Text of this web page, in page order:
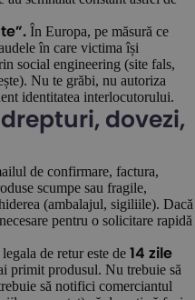
În Europa, pe măsură ce
în care victima își
social engineering (site fals,
Nu te grăbi, nu autoriza
identitatea interlocutorului.
dovezi,
de confirmare, factura,
scumpe sau fragile,
(ambalajul, sigiliile). Dacă
pentru o solicitare rapidă
de retur este de 14 zile
primit produsul. Nu trebuie să
să notifici comerciantul